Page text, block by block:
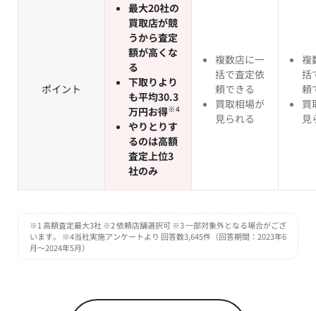
ポイント
最大20社の
買取店が競
うから査定
額が高くな
る
下取りより
も平均30.3
万円お得※4
やりとりす
るのは高額
査定上位3
社のみ
複数店に一
括で査定依
頼できる
買取相場が
見られる
複
括
頼
買
見
※1 高額査定最大3社 ※2 依頼店舗選択可 ※3 一部対象外となる場合がござ
います。 ※4当社実施アンケートより 回答数3,645件（回答期間：2023年6
月～2024年5月）